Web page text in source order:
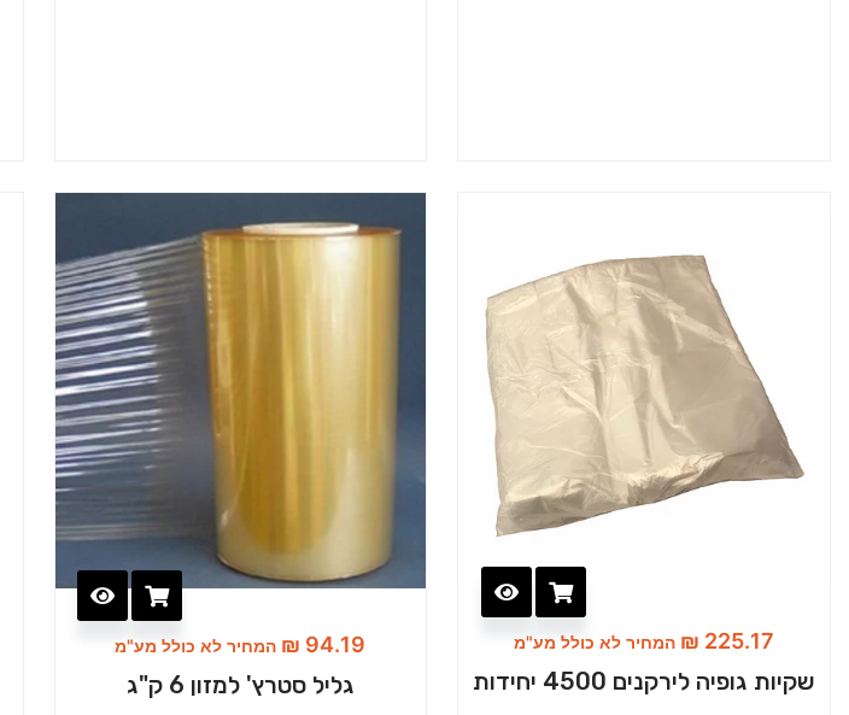
₪ 225.17 המחיר לא כולל מע"מ
שקיות גופיה לירקנים 4500 יחידות
₪ 94.19 המחיר לא כולל מע"מ
גליל סטרץ' למזון 6 ק"ג